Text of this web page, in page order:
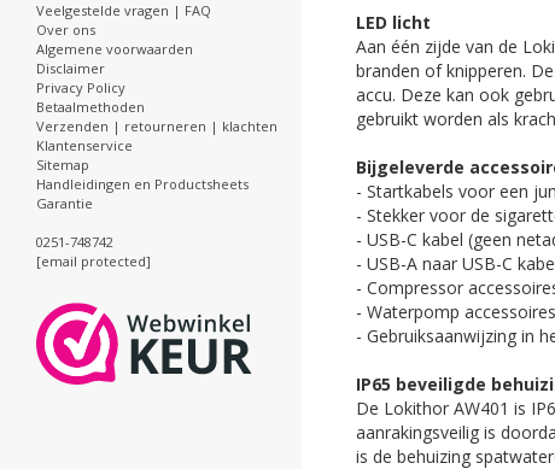
Veelgestelde vragen | FAQ
Over ons
Algemene voorwaarden
Disclaimer
Privacy Policy
Betaalmethoden
Verzenden | retourneren | klachten
Klantenservice
Sitemap
Handleidingen en Productsheets
Garantie
0251-748742
[email protected]
LED licht
Aan één zijde van de
branden of knipperen.
accu. Deze kan ook
gebruikt worden als
Bijgeleverde
- Startkabels voor een
- Stekker voor de
- USB-C kabel (geen
- USB-A naar USB-C
- Compressor
- Waterpomp accessoires
- Gebruiksaanwijzing in
IP65 beveiligde
De Lokithor AW401 is
aanrakingsveilig is
is de behuizing